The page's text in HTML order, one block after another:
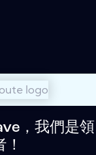
，我們是領